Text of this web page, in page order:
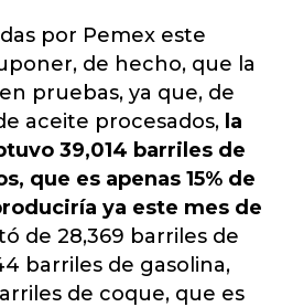
por Pemex este
de hecho, que la
pruebas, ya que, de
aceite procesados, la
39,014 barriles de
que es apenas 15% de
ya este mes de
de 28,369 barriles de
barriles de gasolina,
de coque, que es